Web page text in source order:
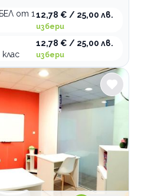
от 1 12,78 € / 25,00 лв.
избери
12,78 € / 25,00 лв.
избери
обучение по